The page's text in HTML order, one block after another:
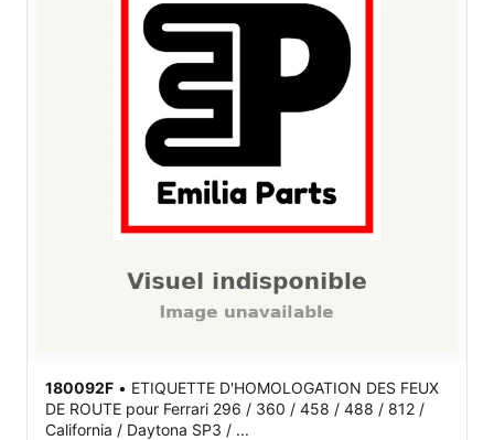
180092F • ETIQUETTE D'HOMOLOGATION DES FEUX
DE ROUTE pour Ferrari 296 / 360 / 458 / 488 / 812 /
California / Daytona SP3 / ...